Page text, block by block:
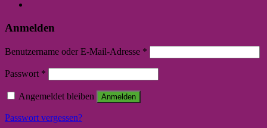
Anmelden
Benutzername oder E-Mail-Adresse *
Passwort *
Angemeldet bleiben Anmelden
Passwort vergessen?